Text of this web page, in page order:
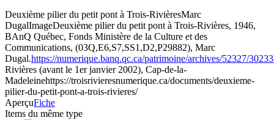
Deuxième pilier du petit pont à Trois-RivièresMarc
DugalImageDeuxième pilier du petit pont à Trois-Rivières, 1946,
BAnQ Québec, Fonds Ministère de la Culture et des
Communications, (03Q,E6,S7,SS1,D2,P29882), Marc
Dugal.https://numerique.banq.qc.ca/patrimoine/archives/52327/
Rivières (avant le 1er janvier 2002), Cap-de-la-
Madeleinehttps://troisrivieresnumerique.ca/documents/deuxieme-
pilier-du-petit-pont-a-trois-rivieres/
AperçuFiche
Items du même type